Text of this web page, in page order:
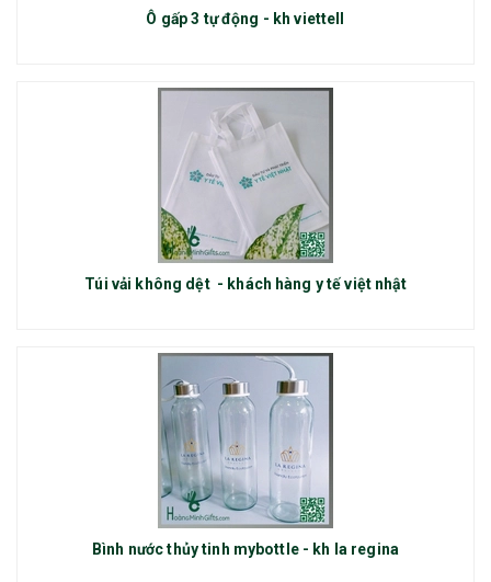
Ô gấp 3 tự động - kh viettell
Túi vải không dệt - khách hàng y tế việt nhật
Bình nước thủy tinh mybottle - kh la regina